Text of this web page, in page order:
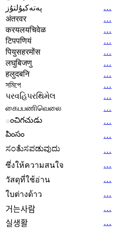
پەتەكيۇلتۇز
…
अंतरवर
…
करयलयचिवेळ
…
टिपपणियं
…
पियुसहरमोंस
…
लघुबिजणु
…
हलुदबनि
…
সমিপে
…
પરવહિપરથિમેલ
…
கைபபணிவெலை
…
ంచిగచుడు
…
పింసం
…
ಸಂತೆುಸಪಡುವುದು
…
ซึ่งให้ความสนใจ
…
วัสดุที่ใช้อ่าน
…
ใบต่างด้าว
…
거는사람
…
실생활
…